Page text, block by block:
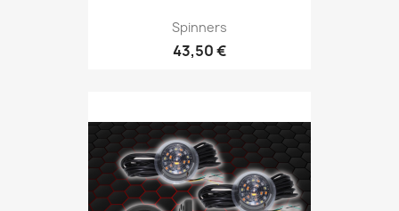
Spinners
43,50 €